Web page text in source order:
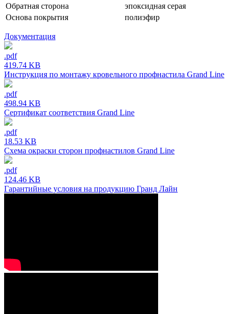
Обратная сторона
эпоксидная серая
Основа покрытия
полиэфир
Документация
.pdf
419.74 KB
Инструкция по монтажу кровельного профнастила Grand Line
.pdf
498.94 KB
Сертификат соответствия Grand Line
.pdf
18.53 KB
Схема окраски сторон профнастилов Grand Line
.pdf
124.46 KB
Гарантийные условия на продукцию Гранд Лайн